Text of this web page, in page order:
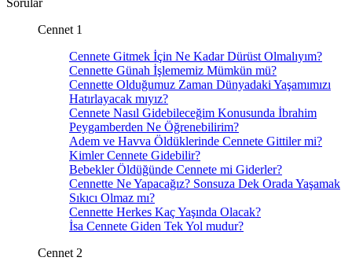
Sorular
Cennet 1
Cennete Gitmek İçin Ne Kadar Dürüst Olmalıyım?
Cennette Günah İşlememiz Mümkün mü?
Cennette Olduğumuz Zaman Dünyadaki Yaşamımızı
Hatırlayacak mıyız?
Cennete Nasıl Gidebileceğim Konusunda İbrahim
Peygamberden Ne Öğrenebilirim?
Adem ve Havva Öldüklerinde Cennete Gittiler mi?
Kimler Cennete Gidebilir?
Bebekler Öldüğünde Cennete mi Giderler?
Cennette Ne Yapacağız? Sonsuza Dek Orada Yaşamak
Sıkıcı Olmaz mı?
Cennette Herkes Kaç Yaşında Olacak?
İsa Cennete Giden Tek Yol mudur?
Cennet 2